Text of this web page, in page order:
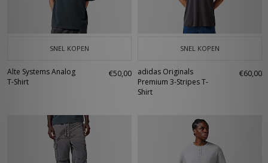
SNEL KOPEN
Alte Systems Analog
T-Shirt
€50,00
SNEL KOPEN
adidas Originals
Premium 3-Stripes T-
Shirt
€60,00